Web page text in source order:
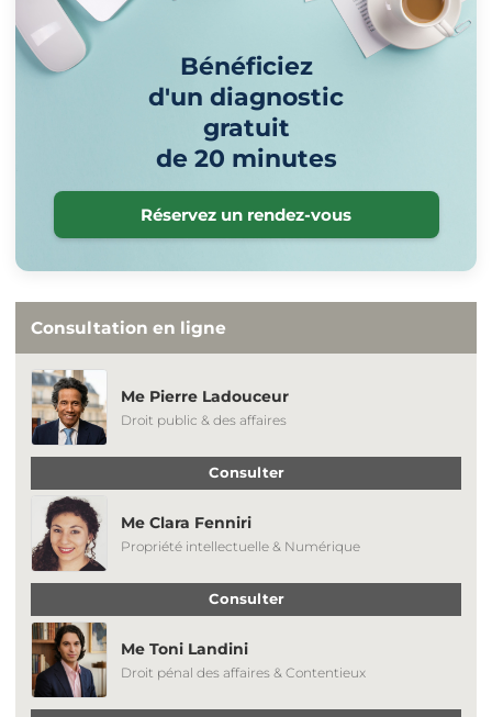
Bénéficiez
d'un diagnostic
gratuit
de 20 minutes
Réservez un rendez-vous
Consultation en ligne
Me Pierre Ladouceur
Droit public & des affaires
Consulter
Me Clara Fenniri
Propriété intellectuelle & Numérique
Consulter
Me Toni Landini
Droit pénal des affaires & Contentieux